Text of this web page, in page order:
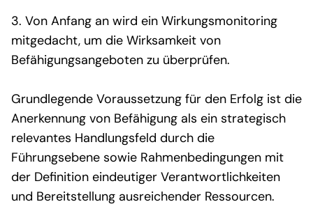
3. Von Anfang an wird ein Wirkungsmonitoring
mitgedacht, um die Wirksamkeit von
Befähigungsangeboten zu überprüfen.
Grundlegende Voraussetzung für den Erfolg ist die
Anerkennung von Befähigung als ein strategisch
relevantes Handlungsfeld durch die
Führungsebene sowie Rahmenbedingungen mit
der Definition eindeutiger Verantwortlichkeiten
und Bereitstellung ausreichender Ressourcen.